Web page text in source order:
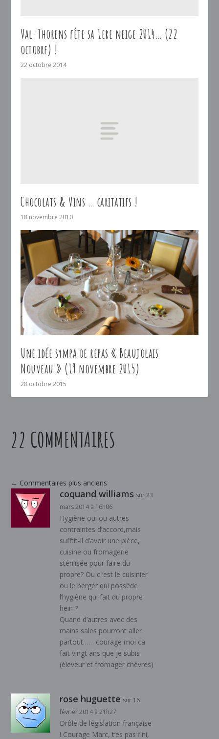
Val-Thorens fête sa 1ere neige 2014… (22
octobre) !
22 octobre 2014
Chocolats & Vins … caritatifs !
18 novembre 2010
Une idée sympa de repas « Beaujolais
Nouveau » (19 novembre 2015)
28 octobre 2015
22 COMMENTAIRES
← Commentaires plus anciens
coquand williams sur 23
mars 2014 à 16h06
Hygiène oui ou autres
contraintes d’accord,mais
sufftit-il d’avoir une pièce,
cuisine ou fromagerie
stérilisée pour faire du
propre? Ou c ‘est le cuisinier
ou le berger qui possède
l’hygiène qui fait du propre
hein ?
Quand d’autres avec des
mains sales pourront aller
partout…… courage moi ca
fait vingt ans que je subis
(éleveur et fromager chèvres)
rose huguette sur 16
février 2014 à 21h27
Drôle de législation française
! Courage Marc, t’es pas fini,